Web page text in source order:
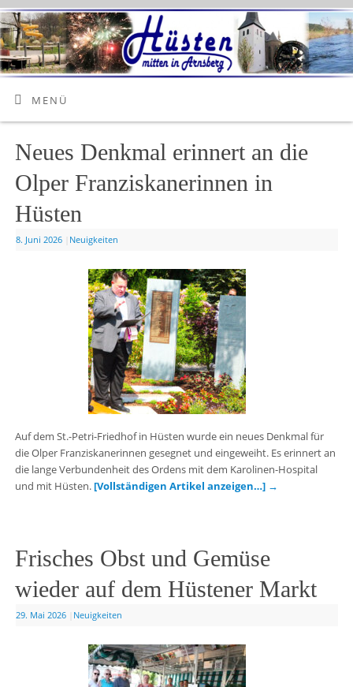
MENÜ
Neues Denkmal erinnert an die
Olper Franziskanerinnen in
Hüsten
8. Juni 2026 Neuigkeiten
Auf dem St.-Petri-Friedhof in Hüsten wurde ein neues Denkmal für
die Olper Franziskanerinnen gesegnet und eingeweiht. Es erinnert an
die lange Verbundenheit des Ordens mit dem Karolinen-Hospital
und mit Hüsten. [Vollständigen Artikel anzeigen…] →
Frisches Obst und Gemüse
wieder auf dem Hüstener Markt
29. Mai 2026 Neuigkeiten